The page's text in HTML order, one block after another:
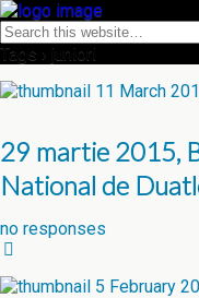
Tags › juniori
11 March
29 martie 2015,
National de
no responses
5 February